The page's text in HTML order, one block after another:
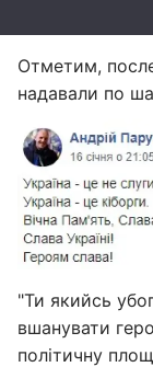
Отметим,
надавали по
"Ти якийсь
вшанувати
політичну